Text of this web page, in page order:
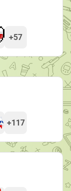
+57
+117